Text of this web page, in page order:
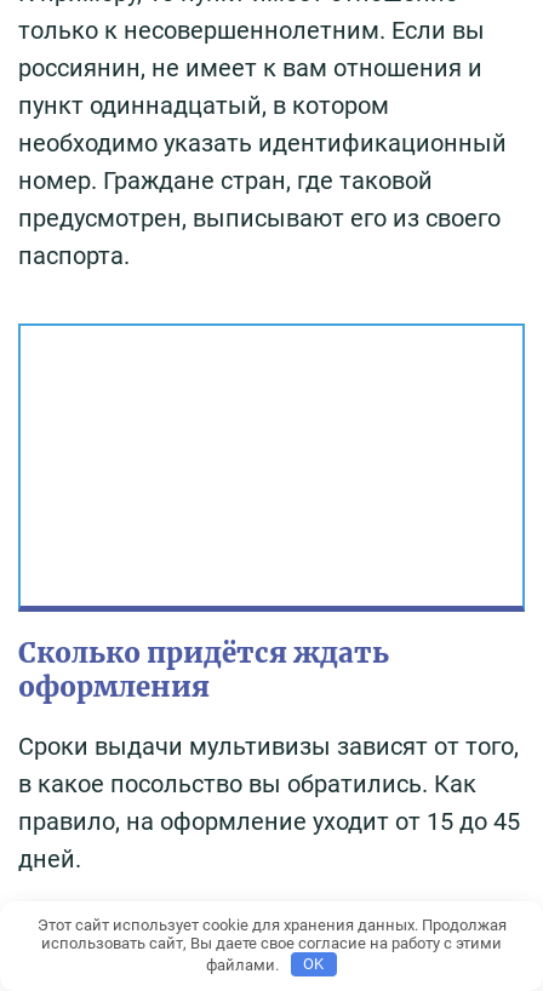
только к несовершеннолетним. Если вы
россиянин, не имеет к вам отношения и
пункт одиннадцатый, в котором
необходимо указать идентификационный
номер. Граждане стран, где таковой
предусмотрен, выписывают его из своего
паспорта.
Сколько придётся ждать
оформления
Сроки выдачи мультивизы зависят от того,
в какое посольство вы обратились. Как
правило, на оформление уходит от 15 до 45
дней.
Этот сайт использует cookie для хранения данных. Продолжая
использовать сайт, Вы даете свое согласие на работу с этими
файлами.
OK